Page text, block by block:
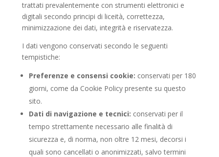
trattati prevalentemente con strumenti elettronici e
digitali secondo principi di liceità, correttezza,
minimizzazione dei dati, integrità e riservatezza.
I dati vengono conservati secondo le seguenti
tempistiche:
Preferenze e consensi cookie: conservati per 180
giorni, come da Cookie Policy presente su questo
sito.
Dati di navigazione e tecnici: conservati per il
tempo strettamente necessario alle finalità di
sicurezza e, di norma, non oltre 12 mesi, decorsi i
quali sono cancellati o anonimizzati, salvo termini